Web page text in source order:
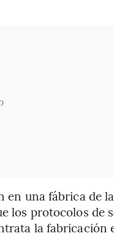
en una fábrica de
los protocolos de
la fabricación